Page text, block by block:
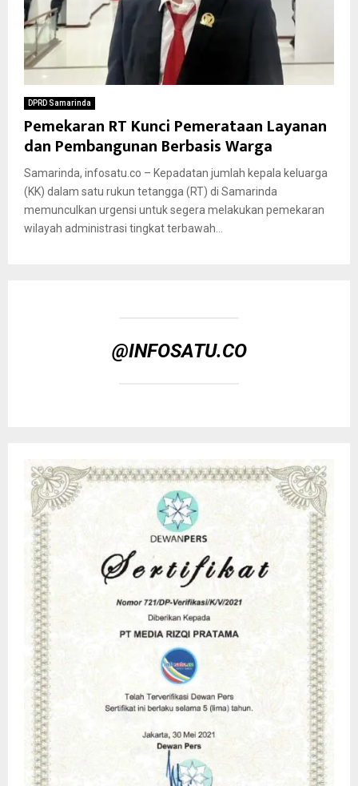
DPRD Samarinda
Pemekaran RT Kunci Pemerataan Layanan
dan Pembangunan Berbasis Warga
Samarinda, infosatu.co – Kepadatan jumlah kepala keluarga
(KK) dalam satu rukun tetangga (RT) di Samarinda
memunculkan urgensi untuk segera melakukan pemekaran
wilayah administrasi tingkat terbawah...
@INFOSATU.CO